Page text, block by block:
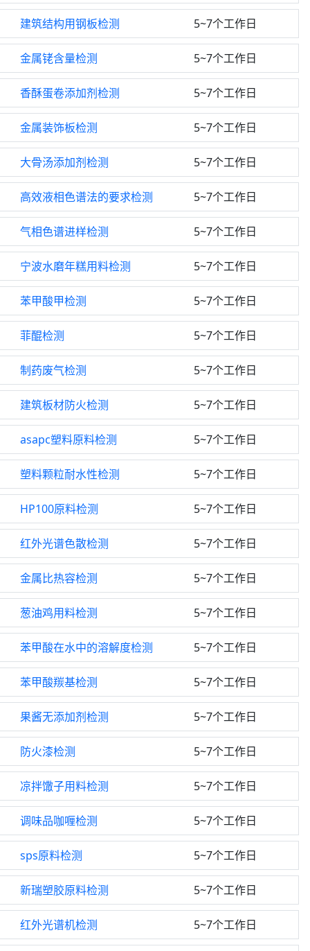
建筑结构用钢板检测 5~7个工作日
金属铑含量检测 5~7个工作日
香酥蛋卷添加剂检测 5~7个工作日
金属装饰板检测 5~7个工作日
大骨汤添加剂检测 5~7个工作日
高效液相色谱法的要求检测 5~7个工作日
气相色谱进样检测 5~7个工作日
宁波水磨年糕用料检测 5~7个工作日
苯甲酸甲检测 5~7个工作日
菲醌检测 5~7个工作日
制药废气检测 5~7个工作日
建筑板材防火检测 5~7个工作日
asapc塑料原料检测 5~7个工作日
塑料颗粒耐水性检测 5~7个工作日
HP100原料检测 5~7个工作日
红外光谱色散检测 5~7个工作日
金属比热容检测 5~7个工作日
葱油鸡用料检测 5~7个工作日
苯甲酸在水中的溶解度检测 5~7个工作日
苯甲酸羰基检测 5~7个工作日
果酱无添加剂检测 5~7个工作日
防火漆检测 5~7个工作日
凉拌馓子用料检测 5~7个工作日
调味品咖喱检测 5~7个工作日
sps原料检测 5~7个工作日
新瑞塑胶原料检测 5~7个工作日
红外光谱机检测 5~7个工作日